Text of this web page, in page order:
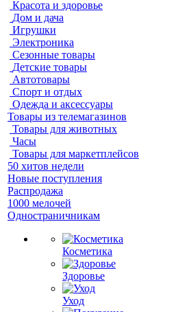
Красота и здоровье
Дом и дача
Игрушки
Электроника
Сезонные товары
Детские товары
Автотовары
Спорт и отдых
Одежда и аксессуары
Товары из телемагазинов
Товары для животных
Часы
Товары для маркетплейсов
50 хитов недели
Новые поступления
Распродажа
1000 мелочей
Одностраничникам
Косметика
Здоровье
Уход